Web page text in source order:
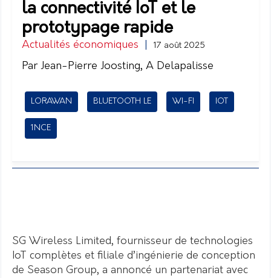
la connectivité IoT et le
prototypage rapide
Actualités économiques 17 août 2025
Par Jean-Pierre Joosting, A Delapalisse
LORAWAN BLUETOOTH LE WI-FI IOT
1NCE
SG Wireless Limited, fournisseur de technologies
IoT complètes et filiale d’ingénierie de conception
de Season Group, a annoncé un partenariat avec